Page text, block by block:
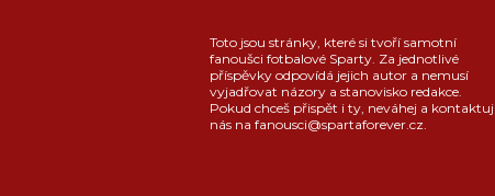
Toto jsou stránky, které si tvoří samotní
fanoušci fotbalové Sparty. Za jednotlivé
příspěvky odpovídá jejich autor a nemusí
vyjadřovat názory a stanovisko redakce.
Pokud chceš přispět i ty, neváhej a kontaktuj
nás na fanousci@spartaforever.cz.